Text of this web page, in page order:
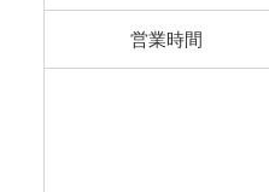
営業時間